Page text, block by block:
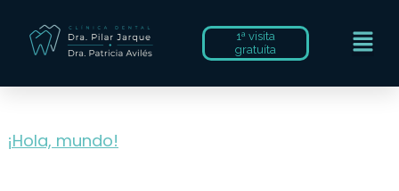
1ª visita
gratuíta
¡Hola, mundo!